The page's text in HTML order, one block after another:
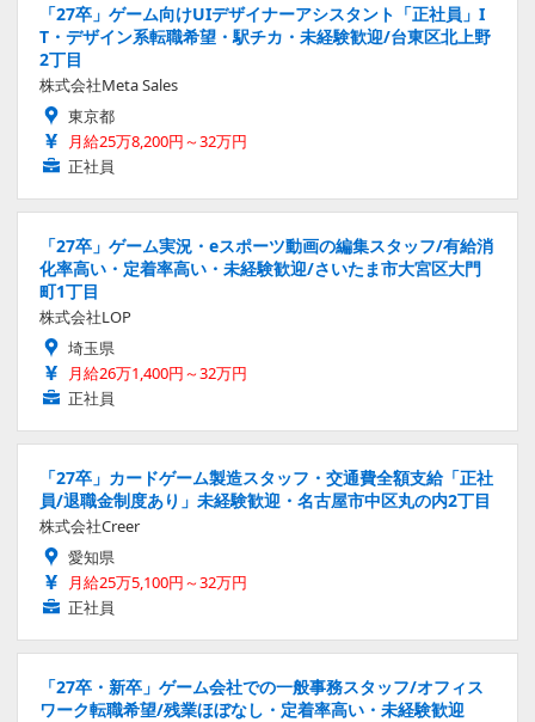
「27卒」ゲーム向けUIデザイナーアシスタント「正社員」I
T・デザイン系転職希望・駅チカ・未経験歓迎/台東区北上野
2丁目
株式会社Meta Sales
東京都
月給25万8,200円～32万円
正社員
「27卒」ゲーム実況・eスポーツ動画の編集スタッフ/有給消
化率高い・定着率高い・未経験歓迎/さいたま市大宮区大門
町1丁目
株式会社LOP
埼玉県
月給26万1,400円～32万円
正社員
「27卒」カードゲーム製造スタッフ・交通費全額支給「正社
員/退職金制度あり」未経験歓迎・名古屋市中区丸の内2丁目
株式会社Creer
愛知県
月給25万5,100円～32万円
正社員
「27卒・新卒」ゲーム会社での一般事務スタッフ/オフィス
ワーク転職希望/残業ほぼなし・定着率高い・未経験歓迎